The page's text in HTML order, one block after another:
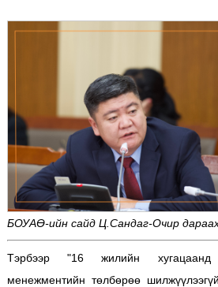
БОУАӨ-ийн сайд Ц.Сандаг-Очир дараах
Тэрбээр "16 жилийн хугацаанд
менежментийн төлбөрөө